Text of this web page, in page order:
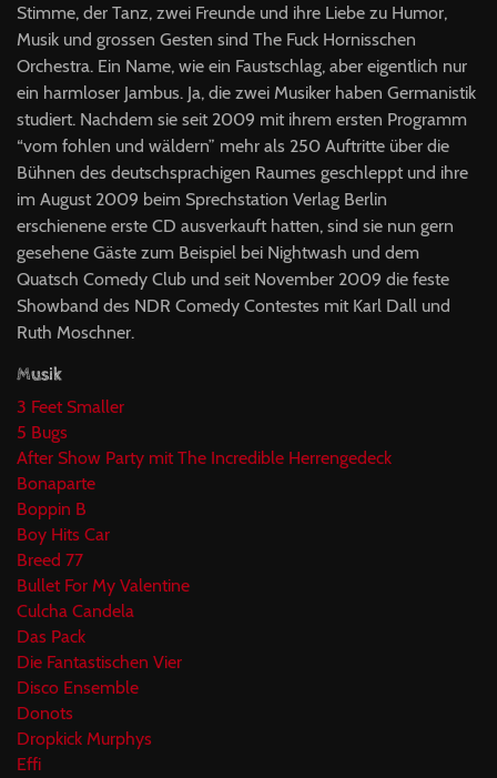
Stimme, der Tanz, zwei Freunde und ihre Liebe zu Humor,
Musik und grossen Gesten sind The Fuck Hornisschen
Orchestra. Ein Name, wie ein Faustschlag, aber eigentlich nur
ein harmloser Jambus. Ja, die zwei Musiker haben Germanistik
studiert. Nachdem sie seit 2009 mit ihrem ersten Programm
“vom fohlen und wäldern” mehr als 250 Auftritte über die
Bühnen des deutschsprachigen Raumes geschleppt und ihre
im August 2009 beim Sprechstation Verlag Berlin
erschienene erste CD ausverkauft hatten, sind sie nun gern
gesehene Gäste zum Beispiel bei Nightwash und dem
Quatsch Comedy Club und seit November 2009 die feste
Showband des NDR Comedy Contestes mit Karl Dall und
Ruth Moschner.
Musik
3 Feet Smaller
5 Bugs
After Show Party mit The Incredible Herrengedeck
Bonaparte
Boppin B
Boy Hits Car
Breed 77
Bullet For My Valentine
Culcha Candela
Das Pack
Die Fantastischen Vier
Disco Ensemble
Donots
Dropkick Murphys
Effi